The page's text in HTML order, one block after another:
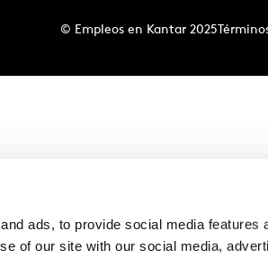
ads, to provide social media features
of our site with our social media,
© Empleos en Kantar 2025